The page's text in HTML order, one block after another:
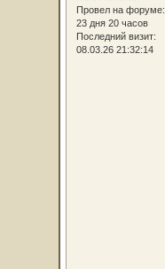
Провел на форуме:
23 дня 20 часов
Последний визит:
08.03.26 21:32:14